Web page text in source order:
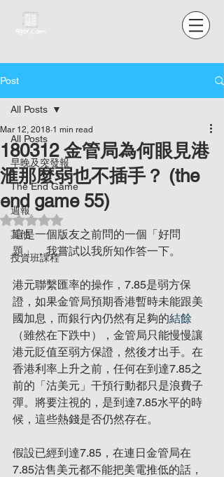
Post
All Posts
早晚及突發報
The End Game
週報
其他
投資班課程
All Posts
180312 金管局為何眼見港
滙那麼弱也不插手？ (the
end game 55)
Mar 12, 2018 1 min read
Rated NaN out of 5 stars.
這是一個版友之前問的一個「好問
題」，我嘗試以我所知作答一下。
港元聯繫匯率的操作，7.85是弱方保
證，如果金管局預期香港暫時未能跟美
國加息，而銀行內仍然有足夠的結餘
（雖然在下跌中），金管局只能慢慢讓
港元貶值至弱方保證，然後才出手。在
香港利率上升之前，任何在到達7.85之
前的「沽美元」干預行動都只是浪費子
彈。將要注視的，是到達7.85水平的時
候，這些熱錢是否仍然存在。
假設已經到達7.85，在連日金管局在
7.85沽售美元都不能把美電推低的話，